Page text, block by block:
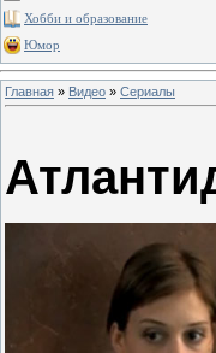
Хобби и образование
Юмор
Главная » Видео » Сериалы